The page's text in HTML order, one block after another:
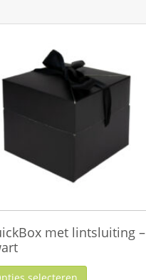
met lintsluiting –
selecteren